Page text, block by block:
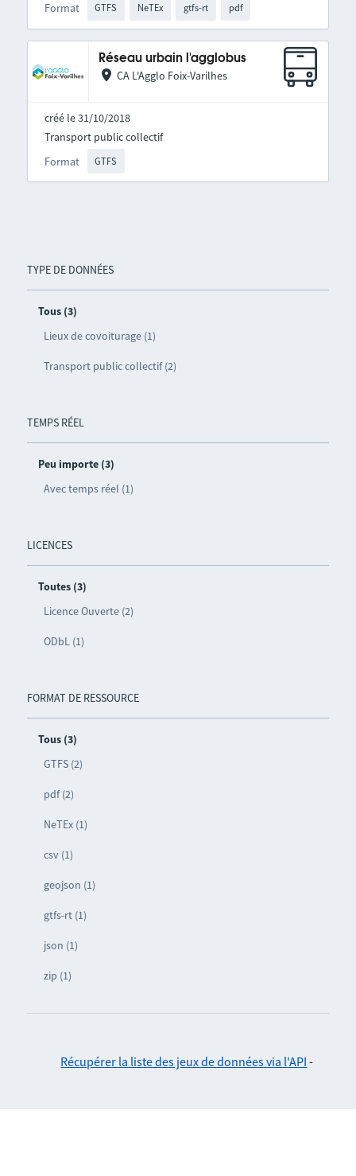
TYPE DE DONNÉES
Tous (3)
Lieux de covoiturage (1)
Transport public collectif (2)
TEMPS RÉEL
Peu importe (3)
Avec temps réel (1)
LICENCES
Toutes (3)
Licence Ouverte (2)
ODbL (1)
FORMAT DE RESSOURCE
Tous (3)
GTFS (2)
pdf (2)
NeTEx (1)
csv (1)
geojson (1)
gtfs-rt (1)
json (1)
zip (1)
Format GTFS NeTEx gtfs-rt pdf
Réseau urbain l'agglobus
CA L'Agglo Foix-Varilhes
créé le 31/10/2018
Format GTFS
Transport public collectif
Récupérer la liste des jeux de données via l'API -